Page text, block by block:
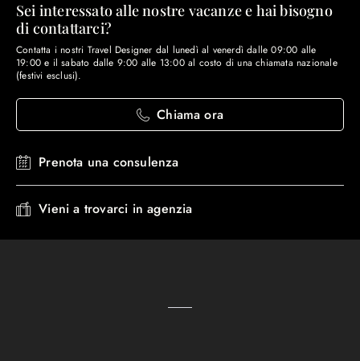
Sei interessato alle nostre vacanze e hai bisogno
di contattarci?
Contatta i nostri Travel Designer dal lunedì al venerdì dalle 09:00 alle
19:00 e il sabato dalle 9:00 alle 13:00 al costo di una chiamata nazionale
(festivi esclusi).
Chiama ora
Prenota una consulenza
Vieni a trovarci in agenzia